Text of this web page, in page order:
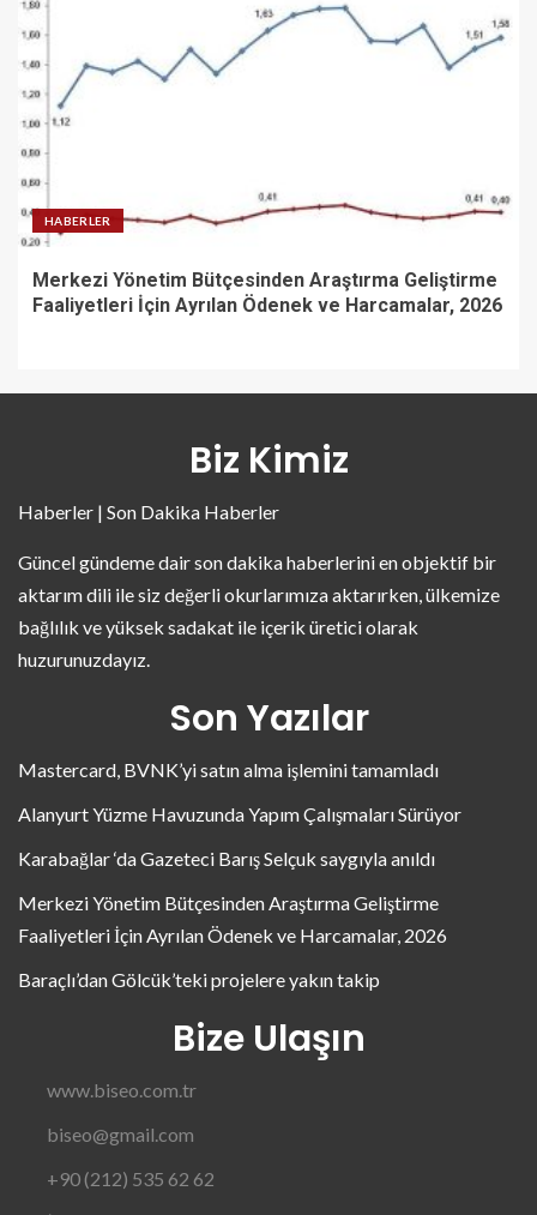
HABERLER
Merkezi Yönetim Bütçesinden Araştırma Geliştirme
Faaliyetleri İçin Ayrılan Ödenek ve Harcamalar, 2026
Biz Kimiz
Haberler | Son Dakika Haberler
Güncel gündeme dair son dakika haberlerini en objektif bir
aktarım dili ile siz değerli okurlarımıza aktarırken, ülkemize
bağlılık ve yüksek sadakat ile içerik üretici olarak
huzurunuzdayız.
Son Yazılar
Mastercard, BVNK’yi satın alma işlemini tamamladı
Alanyurt Yüzme Havuzunda Yapım Çalışmaları Sürüyor
Karabağlar ‘da Gazeteci Barış Selçuk saygıyla anıldı
Merkezi Yönetim Bütçesinden Araştırma Geliştirme
Faaliyetleri İçin Ayrılan Ödenek ve Harcamalar, 2026
Baraçlı’dan Gölcük’teki projelere yakın takip
Bize Ulaşın
www.biseo.com.tr
biseo@gmail.com
+90 (212) 535 62 62